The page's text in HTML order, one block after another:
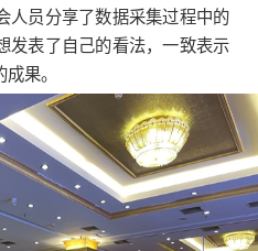
人员分享了数据采集过程中的
发表了自己的看法，一致表示
果。